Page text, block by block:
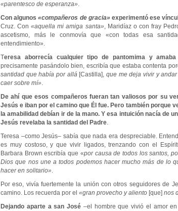
«parentesco de esperanza».
Con algunos«compañeros de gracia»experimentó ese
Cruz. Con«aquella mi amiga santa», Maridíaz o con fray
ascetismo, más le conmovía que «con todas esa
entendimiento».
Teresa aborrecía cualquier tipo de pantomima y amaba
precisamente pasándolo bien, escribía que estaba contenta
santidad que había por allá[Castilla], que me deja vivir y
caer sobre mí».
De ahí que esos compañeros fueran tan valiosos por su
Jesús e iban por el camino que Él fue. Pero también porque
la amabilidad debían ir de la mano. Y esa intuición nacía de
Jesús revelaba la santidad del Padre.
Teresa –como Jesús– sabía que nada era despreciable.
es muy costoso, y que vivir ligados, trenzando con el
Barbara Brown escribía que «por causa de todos los santos,
Dios que nos une a todos podemos hacer mucho más de lo
hacer en solitario».
Por eso, vivía fuertemente la unión con otros seguidores de
camino. Los recuerda por el «gran provecho y aliento [que] nos
Dejando aparte a san José –el hombre que vivió el amor